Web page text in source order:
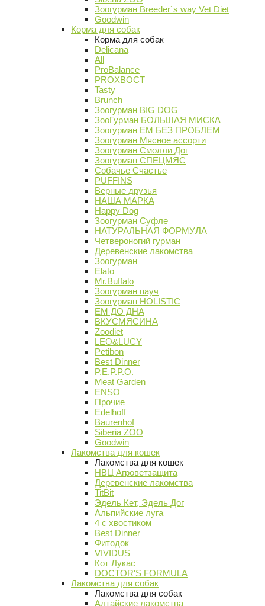
Зоогурман Breeder`s way Vet Diet
Goodwin
Корма для собак
Корма для собак
Delicana
All
ProBalance
PROХВОСТ
Tasty
Brunch
Зоогурман BIG DOG
ЗооГурман БОЛЬШАЯ МИСКА
Зоогурман ЕМ БЕЗ ПРОБЛЕМ
Зоогурман Мясное ассорти
Зоогурман Смолли Дог
Зоогурман СПЕЦМЯС
Собачье Счастье
PUFFINS
Верные друзья
НАША МАРКА
Happy Dog
Зоогурман Суфле
НАТУРАЛЬНАЯ ФОРМУЛА
Четвероногий гурман
Деревенские лакомства
Зоогурман
Elato
Mr.Buffalo
Зоогурман пауч
Зоогурман HOLISTIC
ЕМ ДО ДНА
ВКУСМЯСИНА
Zoodiet
LEO&LUCY
Petibon
Best Dinner
P.E.P.P.O.
Meat Garden
ENSO
Прочие
Edelhoff
Baurenhof
Siberia ZOO
Goodwin
Лакомства для кошек
Лакомства для кошек
НВЦ Агроветзащита
Деревенские лакомства
TitBit
Эдель Кет, Эдель Дог
Альпийские луга
4 с хвостиком
Best Dinner
Фитодок
VIVIDUS
Кот Лукас
DOCTOR'S FORMULA
Лакомства для собак
Лакомства для собак
Алтайские лакомства